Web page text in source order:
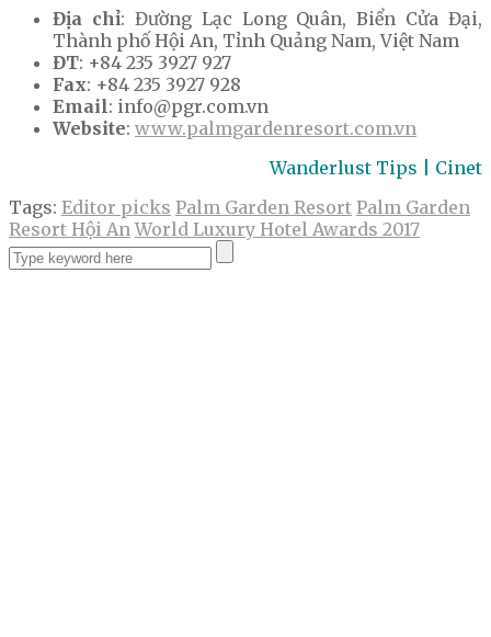
Địa chỉ: Đường Lạc Long Quân, Biển Cửa Đại,
Thành phố Hội An, Tỉnh Quảng Nam, Việt Nam
ĐT: +84 235 3927 927
Fax: +84 235 3927 928
Email: info@pgr.com.vn
Website: www.palmgardenresort.com.vn
Wanderlust Tips | Cinet
Tags: Editor picks Palm Garden Resort Palm Garden
Resort Hội An World Luxury Hotel Awards 2017